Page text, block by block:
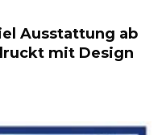
Ausstattung ab
mit Design